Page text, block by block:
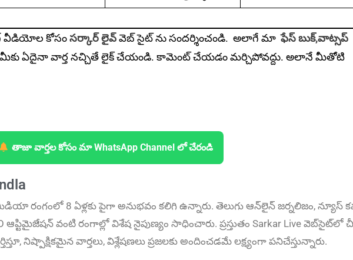
వీడియోల కోసంసర్కార్ లైవ్వెబ్ సైట్ ను సందర్శించండి. అలాగే మాఫేస్ బుక్,వాట్సప్
ఏదైనా వార్త నచ్చితే లైక్ చేయండి. కామెంట్ చేయడం మర్చిపోవద్దు. అలానే మీతోటి
తాజా వార్తల కోసం మా WhatsApp Channel లో చేరండి
రంగంలో 8 ఏళ్లకు పైగా అనుభ‌వం కలిగి ఉన్నారు. తెలుగు ఆన్‌లైన్‌ జర్నలిజం, న్యూస్
వంటి రంగాల్లో విశేష నైపుణ్యం సాధించారు. ప్రస్తుతం Sarkar Live వెబ్‌సైట్‌లో
నిష్పాక్షికమైన వార్తలు, విశ్లేషణలు ప్రజలకు అందించడమే లక్ష్యంగా పనిచేస్తున్నారు.